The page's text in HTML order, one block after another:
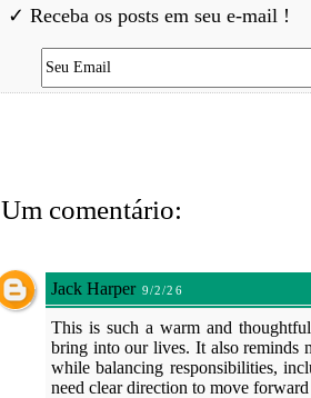
✓ Receba os posts em seu e-mail !
Um comentário:
Jack Harper 9/2/26
This is such a warm and
bring into our lives. It also reminds
while balancing responsibilities,
need clear direction to move